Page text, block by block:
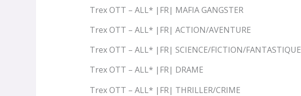
Trex OTT – ALL* |FR| MAFIA GANGSTER
Trex OTT – ALL* |FR| ACTION/AVENTURE
Trex OTT – ALL* |FR| SCIENCE/FICTION/FANTASTIQUE
Trex OTT – ALL* |FR| DRAME
Trex OTT – ALL* |FR| THRILLER/CRIME